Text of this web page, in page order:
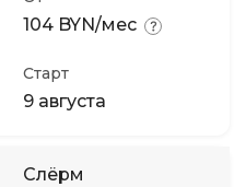
104 BYN/мес
Старт
9 августа
Слёрм